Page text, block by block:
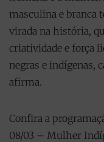
masculina e branca
virada na história,
criatividade e força
negras e indígenas,
afirma.
Confira a
08/03 – Mulher